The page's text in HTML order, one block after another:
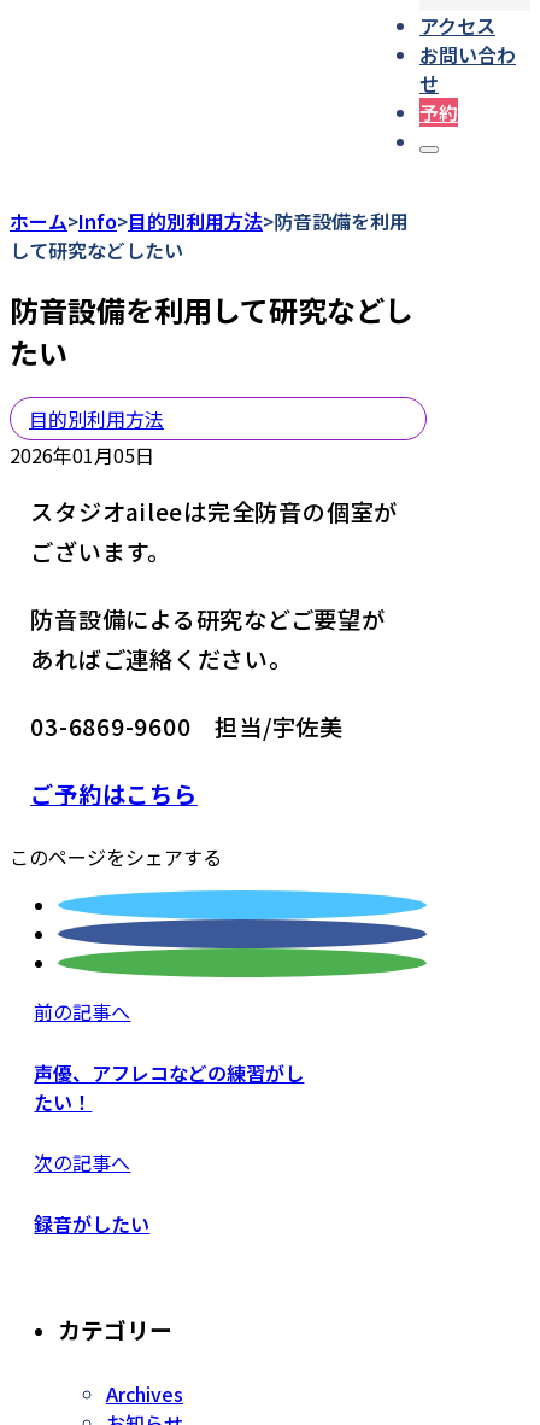
アクセス
お問い合わ
せ
予約
ホーム>Info>目的別利用方法>防音設備を利用
して研究などしたい
防音設備を利用して研究などし
たい
目的別利用方法
2026年01月05日
スタジオaileeは完全防音の個室が
ございます。
防音設備による研究などご要望が
あればご連絡ください。
03-6869-9600 担当/宇佐美
ご予約はこちら
このページをシェアする
前の記事へ
声優、アフレコなどの練習がし
たい！
次の記事へ
録音がしたい
カテゴリー
Archives